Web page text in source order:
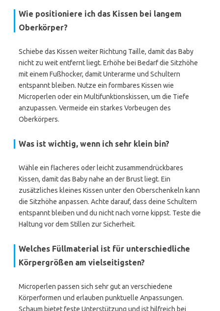
Wie positioniere ich das Kissen bei langem
Oberkörper?
Schiebe das Kissen weiter Richtung Taille, damit das Baby
nicht zu weit entfernt liegt. Erhöhe bei Bedarf die Sitzhöhe
mit einem Fußhocker, damit Unterarme und Schultern
entspannt bleiben. Nutze ein formbares Kissen wie
Microperlen oder ein Multifunktionskissen, um die Tiefe
anzupassen. Vermeide ein starkes Vorbeugen des
Oberkörpers.
Was ist wichtig, wenn ich sehr klein bin?
Wähle ein flacheres oder leicht zusammendrückbares
Kissen, damit das Baby nahe an der Brust liegt. Ein
zusätzliches kleines Kissen unter den Oberschenkeln kann
die Sitzhöhe anpassen. Achte darauf, dass deine Schultern
entspannt bleiben und du nicht nach vorne kippst. Teste die
Haltung vor dem Stillen zur Sicherheit.
Welches Füllmaterial ist für unterschiedliche
Körpergrößen am vielseitigsten?
Microperlen passen sich sehr gut an verschiedene
Körperformen und erlauben punktuelle Anpassungen.
Schaum bietet feste Unterstützung und ist hilfreich bei